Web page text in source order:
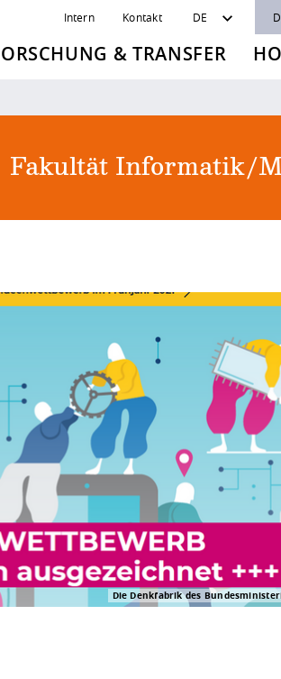
Intern Kontakt DE
& TRANSFER
Fakultät Informatik/
Die Denkfabrik des